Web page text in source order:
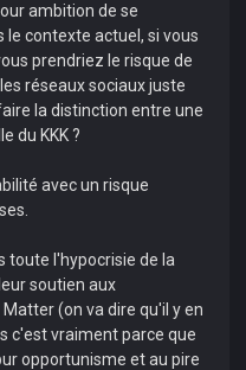
ambition de se
le contexte actuel, si vous
prendriez le risque de
réseaux sociaux juste
la distinction entre une
du KKK ?
avec un risque
toute l'hypocrisie de la
soutien aux
(on va dire qu'il y en
c'est vraiment parce que
opportunisme et au pire